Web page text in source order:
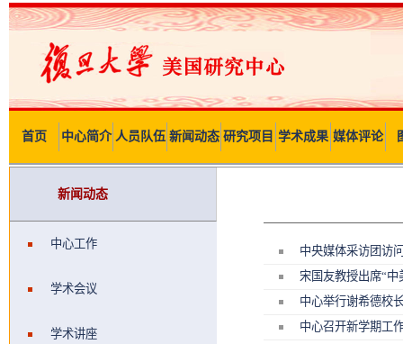
首页 中心简介 人员队伍 新闻动态 研究项目 学术成果 媒体评论
新闻动态
中心工作
学术会议
学术讲座
中央媒体采访团访
宋国友教授出席“
中心举行谢希德校
中心召开新学期工